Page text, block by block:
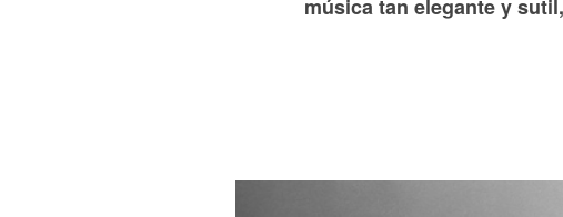
música tan elegante y